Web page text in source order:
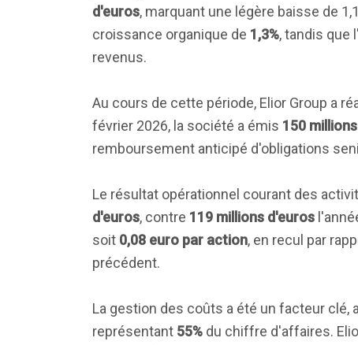
d'euros, marquant une légère baisse de
croissance organique de 1,3%, tandis que
revenus.
Au cours de cette période, Elior Group a
février 2026, la société a émis 150
remboursement anticipé d'obligations
Le résultat opérationnel courant des
d'euros, contre 119 millions d'euros
soit 0,08 euro par action, en recul par
précédent.
La gestion des coûts a été un facteur clé,
représentant 55% du chiffre d'affaires.